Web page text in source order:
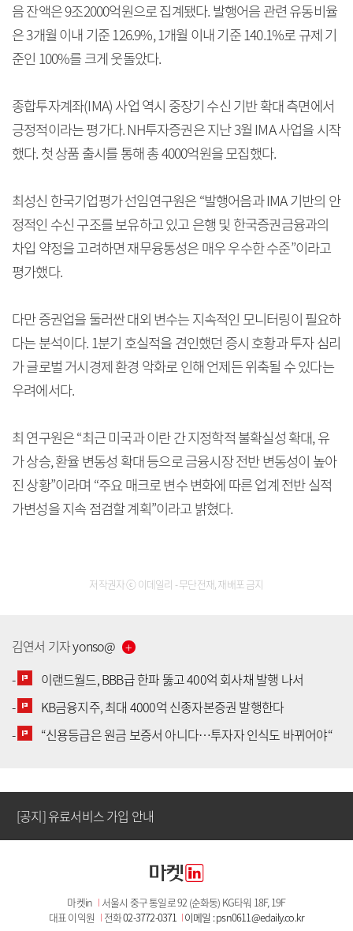
음 잔액은 9조2000억원으로 집계됐다. 발행어음 관련 유동비율
은 3개월 이내 기준 126.9%, 1개월 이내 기준 140.1%로 규제 기
준인 100%를 크게 웃돌았다.
종합투자계좌(IMA) 사업 역시 중장기 수신 기반 확대 측면에서
긍정적이라는 평가다. NH투자증권은 지난 3월 IMA 사업을 시작
했다. 첫 상품 출시를 통해 총 4000억원을 모집했다.
최성신 한국기업평가 선임연구원은 “발행어음과 IMA 기반의 안
정적인 수신 구조를 보유하고 있고 은행 및 한국증권금융과의
차입 약정을 고려하면 재무융통성은 매우 우수한 수준”이라고
평가했다.
다만 증권업을 둘러싼 대외 변수는 지속적인 모니터링이 필요하
다는 분석이다. 1분기 호실적을 견인했던 증시 호황과 투자 심리
가 글로벌 거시경제 환경 악화로 인해 언제든 위축될 수 있다는
우려에서다.
최 연구원은 “최근 미국과 이란 간 지정학적 불확실성 확대, 유
가 상승, 환율 변동성 확대 등으로 금융시장 전반 변동성이 높아
진 상황”이라며 “주요 매크로 변수 변화에 따른 업계 전반 실적
가변성을 지속 점검할 계획”이라고 밝혔다.
저작권자 ⓒ 이데일리 - 무단전재, 재배포 금지
김연서 기자yonso@
-
이랜드월드, BBB급 한파 뚫고 400억 회사채 발행 나서
-
KB금융지주, 최대 4000억 신종자본증권 발행한다
-
“신용등급은 원금 보증서 아니다…투자자 인식도 바뀌어야“
[공지] 유료서비스 가입 안내
[공지] 유료서비스 가입 안내
[공지] 새로워진 마켓인, 성공투자 창을 열다
[공지] 유료서비스 가입 안내
마켓in I 서울시 중구 통일로 92 (순화동) KG타워 18F, 19F
대표 이익원 I 전화02-3772-0371 I이메일 : psn0611@edaily.co.kr